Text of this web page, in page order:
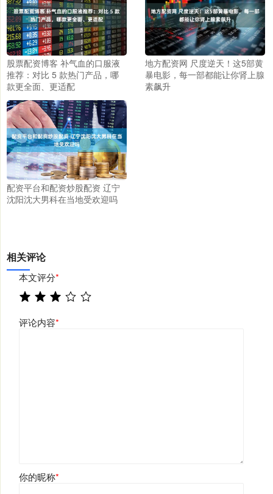
股票配资博客 补气血的口服液
推荐：对比 5 款热门产品，哪
款更全面、更适配
地方配资网 尺度逆天！这5部黄
暴电影，每一部都能让你肾上腺
素飙升
配资平台和配资炒股配资 辽宁
沈阳沈大男科在当地受欢迎吗
相关评论
本文评分*
评论内容*
你的昵称*